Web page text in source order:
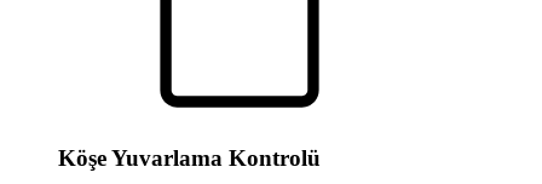
Köşe Yuvarlama Kontrolü